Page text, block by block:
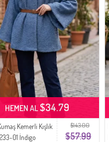
$143.00
$57.99
Kemerli Kışlık
01 İndigo
HEMEN AL$34.79